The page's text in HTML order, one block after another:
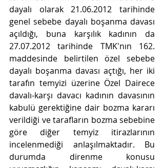
dayalı olarak 21.06.2012 tarihinde
genel sebebe dayalı boşanma davası
açıldığı, buna karşılık kadının da
27.07.2012 tarihinde TMK'nın 162.
maddesinde belirtilen özel sebebe
dayalı boşanma davası açtığı, her iki
tarafın temyizi üzerine Özel Dairece
davalı-karşı davacı kadının davasının
kabulü gerektiğine dair bozma kararı
verildiği ve tarafların bozma sebebine
göre diğer temyiz itirazlarının
incelenmediği anlaşılmaktadır. Bu
durumda direnme konusu